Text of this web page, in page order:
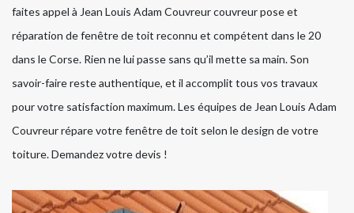
faites appel à Jean Louis Adam Couvreur couvreur pose et
réparation de fenêtre de toit reconnu et compétent dans le 20
dans le Corse. Rien ne lui passe sans qu’il mette sa main. Son
savoir-faire reste authentique, et il accomplit tous vos travaux
pour votre satisfaction maximum. Les équipes de Jean Louis Adam
Couvreur répare votre fenêtre de toit selon le design de votre
toiture. Demandez votre devis !